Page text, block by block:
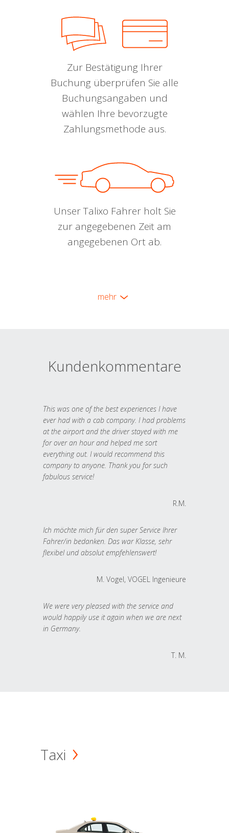
Zur Bestätigung Ihrer
Buchung überprüfen Sie alle
Buchungsangaben und
wählen Ihre bevorzugte
Zahlungsmethode aus.
Unser Talixo Fahrer holt Sie
zur angegebenen Zeit am
angegebenen Ort ab.
mehr
Kundenkommentare
This was one of the best experiences I have
ever had with a cab company. I had problems
at the airport and the driver stayed with me
for over an hour and helped me sort
everything out. I would recommend this
company to anyone. Thank you for such
fabulous service!
R.M.
Ich möchte mich für den super Service Ihrer
Fahrer/in bedanken. Das war Klasse, sehr
flexibel und absolut empfehlenswert!
M. Vogel, VOGEL Ingenieure
We were very pleased with the service and
would happily use it again when we are next
in Germany.
T. M.
Taxi